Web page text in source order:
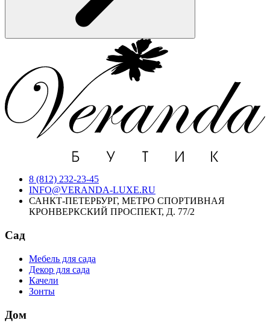
8 (812) 232-23-45
INFO@VERANDA-LUXE.RU
САНКТ-ПЕТЕРБУРГ, МЕТРО СПОРТИВНАЯ
КРОНВЕРКСКИЙ ПРОСПЕКТ, Д. 77/2
Сад
Мебель для сада
Декор для сада
Качели
Зонты
Дом